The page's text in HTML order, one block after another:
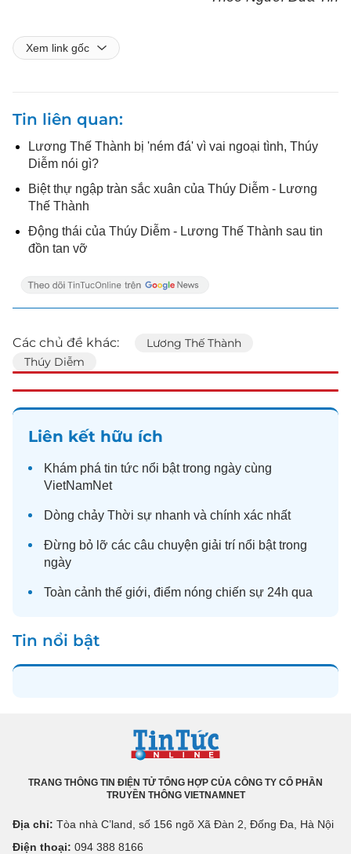
Xem link gốc
Tin liên quan
Lương Thế Thành bị 'ném đá' vì vai ngoại tình, Thúy
Diễm nói gì?
Biệt thự ngập tràn sắc xuân của Thúy Diễm - Lương
Thế Thành
Động thái của Thúy Diễm - Lương Thế Thành sau tin
đồn tan vỡ
Các chủ đề khác:
Lương Thế Thành
Thúy Diễm
Liên kết hữu ích
Khám phá tin tức nổi bật trong ngày cùng
VietNamNet
Dòng chảy Thời sự nhanh và chính xác nhất
Đừng bỏ lỡ các câu chuyện giải trí nổi bật trong
ngày
Toàn cảnh thế giới, điểm nóng chiến sự 24h qua
Tin nổi bật
TRANG THÔNG TIN ĐIỆN TỬ TỔNG HỢP CỦA CÔNG TY CỔ PHẦN
TRUYỀN THÔNG VIETNAMNET
Địa chỉ: Tòa nhà C’land, số 156 ngõ Xã Đàn 2, Đống Đa, Hà Nội
Điện thoại: 094 388 8166